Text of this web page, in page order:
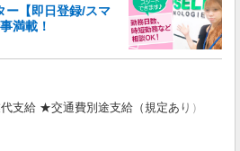
【即日登録/スマ
満載！
支給 ★交通費別途支給（規定あり） ゜+